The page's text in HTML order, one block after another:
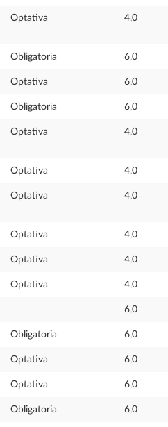
Optativa 4,0
Obligatoria 6,0
Optativa 6,0
Obligatoria 6,0
Optativa 4,0
Optativa 4,0
Optativa 4,0
Optativa 4,0
Optativa 4,0
Optativa 4,0
6,0
Obligatoria 6,0
Optativa 6,0
Optativa 6,0
Obligatoria 6,0